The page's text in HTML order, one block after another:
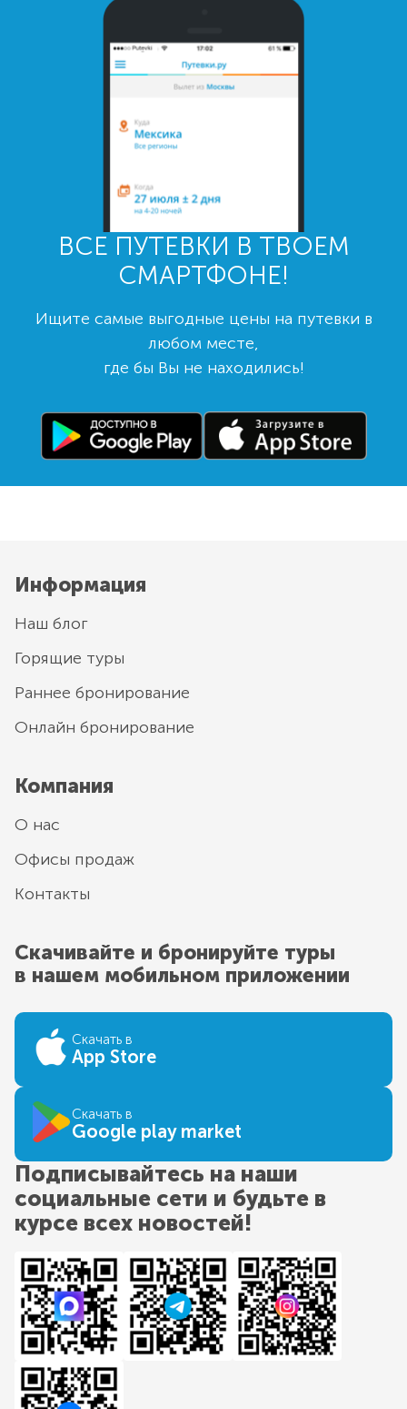
ВСЕ ПУТЕВКИ В ТВОЕМ
СМАРТФОНЕ!
Ищите самые выгодные цены на путевки в
любом месте,
где бы Вы не находились!
Информация
Наш блог
Горящие туры
Раннее бронирование
Онлайн бронирование
Компания
О нас
Офисы продаж
Контакты
Скачивайте и бронируйте туры
в нашем мобильном приложении
Скачать в
App Store
Скачать в
Google play market
Подписывайтесь на наши
социальные сети и будьте в
курсе всех новостей!